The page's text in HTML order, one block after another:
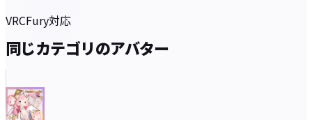
VRCFury対応
同じカテゴリのアバター